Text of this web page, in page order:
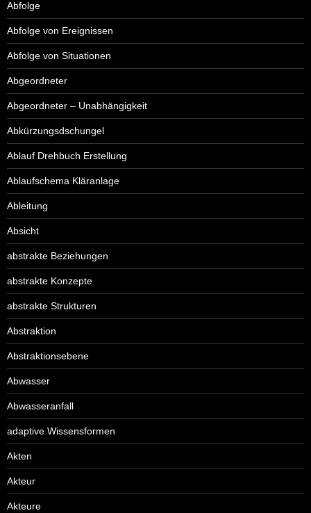
Abfolge
Abfolge von Ereignissen
Abfolge von Situationen
Abgeordneter
Abgeordneter – Unabhängigkeit
Abkürzungsdschungel
Ablauf Drehbuch Erstellung
Ablaufschema Kläranlage
Ableitung
Absicht
abstrakte Beziehungen
abstrakte Konzepte
abstrakte Strukturen
Abstraktion
Abstraktionsebene
Abwasser
Abwasseranfall
adaptive Wissensformen
Akten
Akteur
Akteure